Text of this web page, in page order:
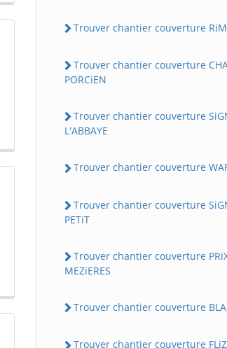
Trouver chantier couverture
Trouver chantier couverture
PORCiEN
Trouver chantier couverture
L'ABBAYE
Trouver chantier couverture
Trouver chantier couverture
PETiT
Trouver chantier couverture
MEZiERES
Trouver chantier couverture
Trouver chantier couverture